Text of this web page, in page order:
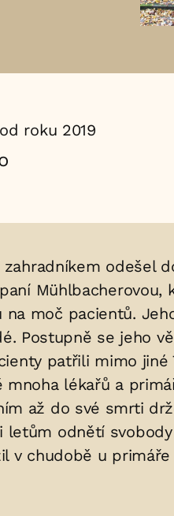
roku 2019
odešel
Mühlbacherovou,
moč pacientů.
Postupně se jeho
patřili mimo jiné
mnoha lékařů a
až do své smrti
letům odnětí
v chudobě u primáře